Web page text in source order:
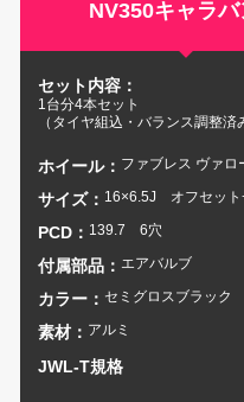
NV350キャラ
セット内容：
1台分4本セット
（タイヤ組込・バランス調整済
ホイール： ファブレス ヴァロ
サイズ： 16×6.5J オフセット
PCD： 139.7 6穴
付属部品： エアバルブ
カラー： セミグロスブラック
素材： アルミ
JWL-T規格